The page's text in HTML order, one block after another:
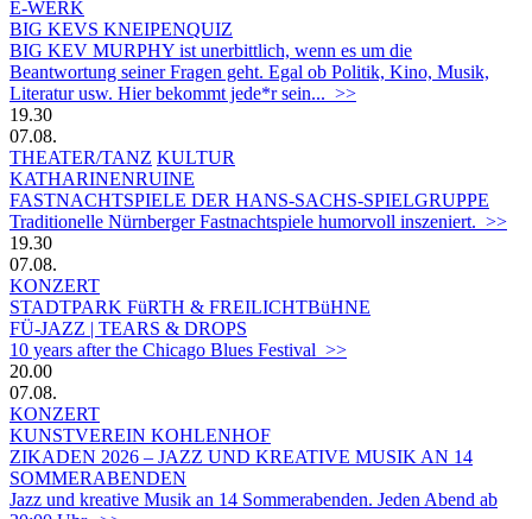
E-WERK
BIG KEVS KNEIPENQUIZ
BIG KEV MURPHY ist unerbittlich, wenn es um die
Beantwortung seiner Fragen geht. Egal ob Politik, Kino, Musik,
Literatur usw. Hier bekommt jede*r sein... >>
19.30
07.08.
THEATER/TANZ KULTUR
KATHARINENRUINE
FASTNACHTSPIELE DER HANS-SACHS-SPIELGRUPPE
Traditionelle Nürnberger Fastnachtspiele humorvoll inszeniert. >>
19.30
07.08.
KONZERT
STADTPARK FüRTH & FREILICHTBüHNE
FÜ-JAZZ | TEARS & DROPS
10 years after the Chicago Blues Festival >>
20.00
07.08.
KONZERT
KUNSTVEREIN KOHLENHOF
ZIKADEN 2026 – JAZZ UND KREATIVE MUSIK AN 14
SOMMERABENDEN
Jazz und kreative Musik an 14 Sommerabenden. Jeden Abend ab